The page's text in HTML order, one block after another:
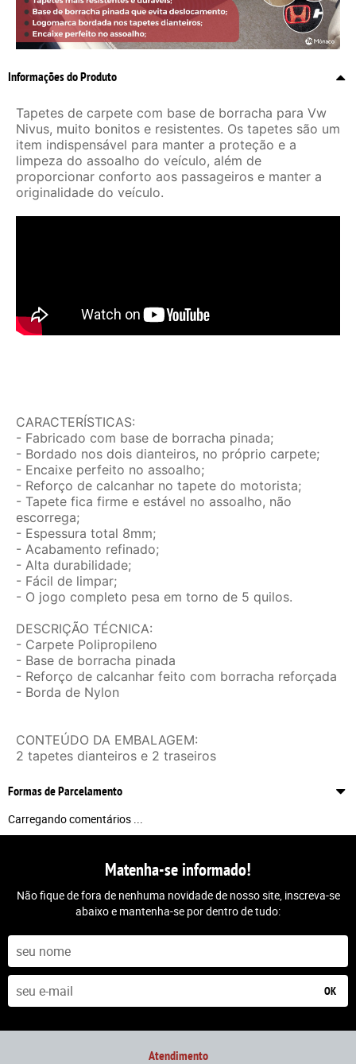
Informações do Produto
Tapetes de carpete com base de borracha para Vw
Nivus, muito bonitos e resistentes. Os tapetes são um
item indispensável para manter a proteção e a
limpeza do assoalho do veículo, além de
proporcionar conforto aos passageiros e manter a
originalidade do veículo.
CARACTERÍSTICAS:
- Fabricado com base de borracha pinada;
- Bordado nos dois dianteiros, no próprio carpete;
- Encaixe perfeito no assoalho;
- Reforço de calcanhar no tapete do motorista;
- Tapete fica firme e estável no assoalho, não
escorrega;
- Espessura total 8mm;
- Acabamento refinado;
- Alta durabilidade;
- Fácil de limpar;
- O jogo completo pesa em torno de 5 quilos.
DESCRIÇÃO TÉCNICA:
- Carpete Polipropileno
- Base de borracha pinada
- Reforço de calcanhar feito com borracha reforçada
- Borda de Nylon
CONTEÚDO DA EMBALAGEM:
2 tapetes dianteiros e 2 traseiros
Formas de Parcelamento
Carregando comentários ...
Matenha-se informado!
Não fique de fora de nenhuma novidade de nosso site, inscreva-se
abaixo e mantenha-se por dentro de tudo:
OK
Atendimento